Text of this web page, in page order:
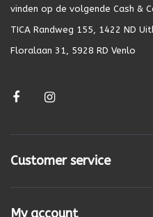
vinden op de volgende Cash &
TICA Randweg 155, 1422 ND
Floralaan 31, 5928 RD Venlo
Customer service
My account